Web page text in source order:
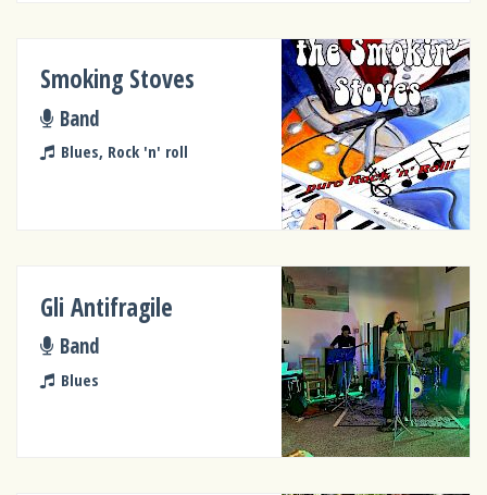
Smoking Stoves
Band
Blues, Rock 'n' roll
Gli Antifragile
Band
Blues